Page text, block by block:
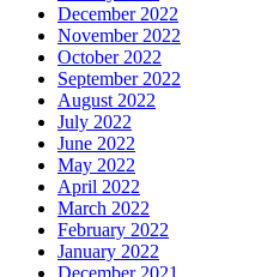
December 2022
November 2022
October 2022
September 2022
August 2022
July 2022
June 2022
May 2022
April 2022
March 2022
February 2022
January 2022